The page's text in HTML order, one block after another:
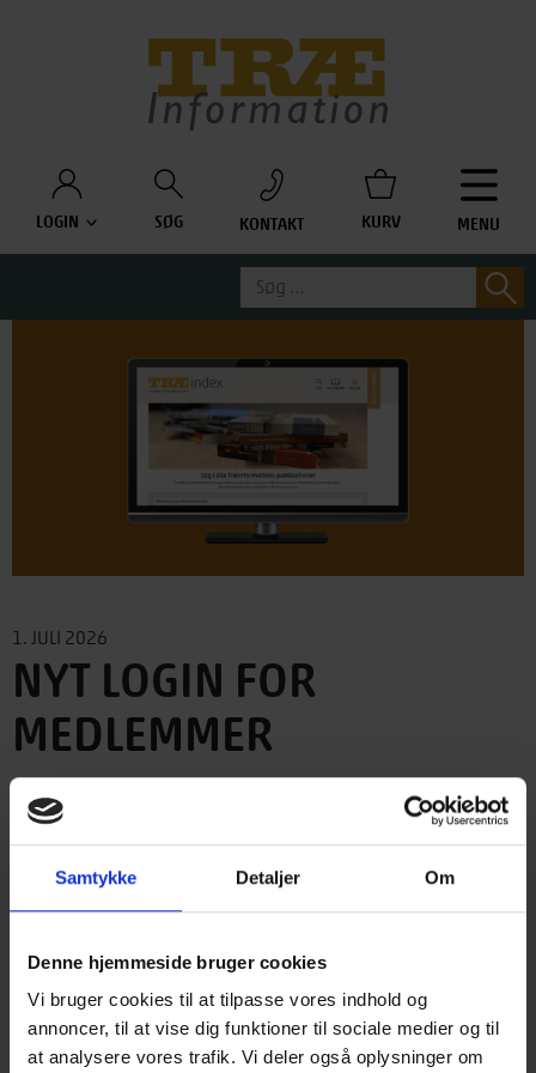
Samtykke Detaljer Om
Denne hjemmeside bruger cookies
Vi bruger cookies til at tilpasse vores indhold og
annoncer, til at vise dig funktioner til sociale medier og til
at analysere vores trafik. Vi deler også oplysninger om
LOGIN SØG KONTAKT KURV MENU
Søg
efter:
1. JULI 2026
NYT LOGIN FOR
MEDLEMMER
Vi lukker i dag 1. juli 2026 for adgangen til Træinformations
bøger via det gamle fælles virksomhedslogin på traeinfo.dk.
Fremover skal alle brugere benytte vores nye platform
TRÆindex og her oprette en egen personlig adgangskode.
Få adgang til TRÆindex
a) Gå tiltraeindex.dk
b) Klik på LOGIN i øverste højre hjørne